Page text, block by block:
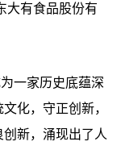
大有食品股份有
一家历史底蕴深
化，守正创新，
新，涌现出了人